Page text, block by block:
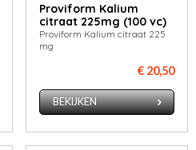
Proviform Kalium
citraat 225mg (100 vc)
Proviform Kalium citraat 225
mg
€ 20,50
BEKIJKEN